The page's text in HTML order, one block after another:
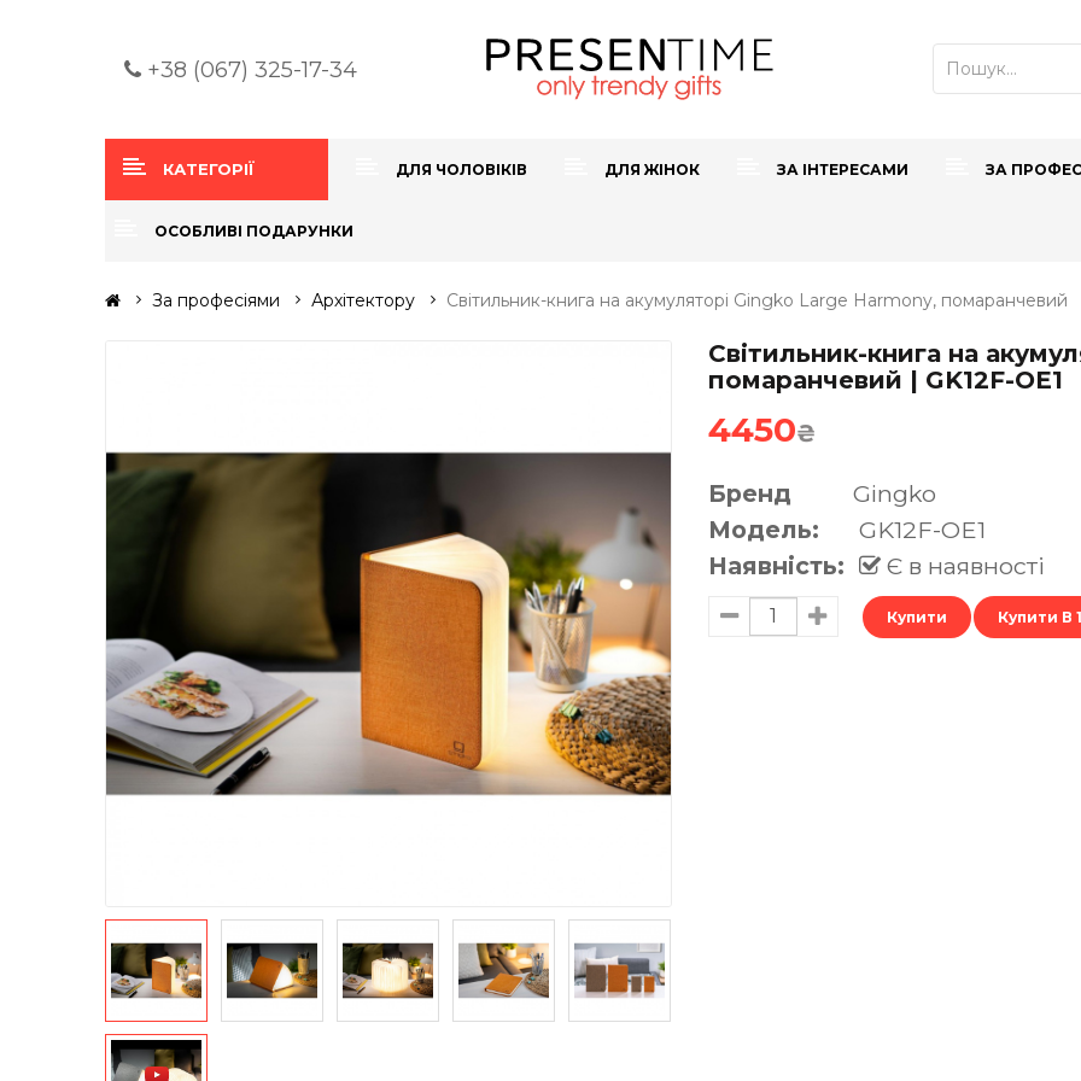
+38 (067) 325-17-34
КАТЕГОРІЇ ДЛЯ ЧОЛОВІКІВ ДЛЯ ЖІНОК ЗА ІНТЕРЕСАМИ ЗА
ОСОБЛИВІ ПОДАРУНКИ
За професіями Архітектору Світильник-книга на акумуляторі Gingko Large Harmony, помаранчевий
Світильник-книга на
помаранчевий | GK12F-OE1
4450₴
Бренд
Gingko
Модель:
GK12F-OE1
Наявність:
Є в наявності
Купити В